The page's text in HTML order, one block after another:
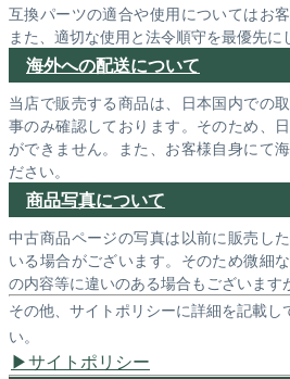
互換パーツの適合や使用についてはお
また、適切な使用と法令順守を最優先に
海外への配送について
当店で販売する商品は、日本国内での
事のみ確認しております。そのため、
ができません。また、お客様自身にて
ださい。
商品写真について
中古商品ページの写真は以前に販売し
いる場合がございます。そのため微細
の内容等に違いのある場合もございます
その他、サイトポリシーに詳細を記載し
い。
サイトポリシー